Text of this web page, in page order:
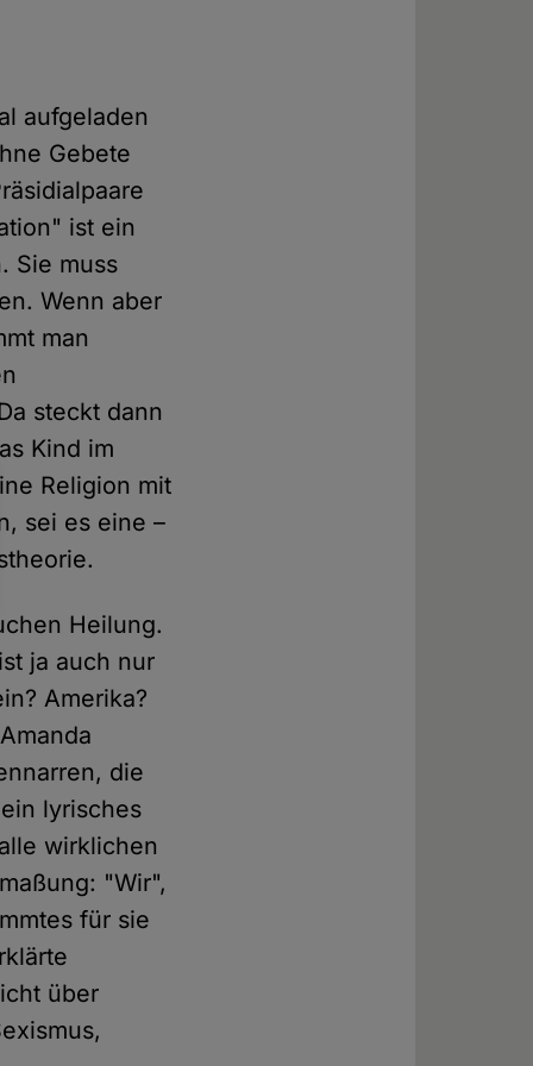
aufgeladen
Gebete
ist ein
Sie muss
Wenn aber
man
steckt dann
Kind im
Religion mit
sei es eine –
Heilung.
ja auch nur
Amerika?
die
lyrisches
wirklichen
"Wir",
für sie
über